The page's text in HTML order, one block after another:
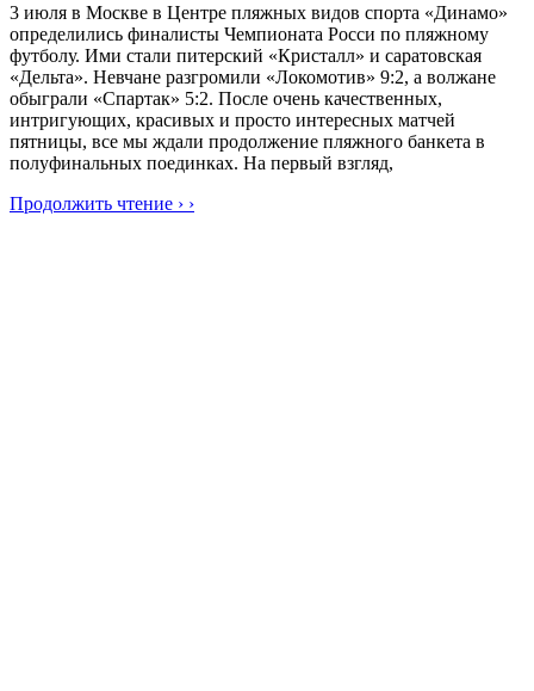
3 июля в Москве в Центре пляжных видов спорта «Динамо»
определились финалисты Чемпионата Росси по пляжному
футболу. Ими стали питерский «Кристалл» и саратовская
«Дельта». Невчане разгромили «Локомотив» 9:2, а волжане
обыграли «Спартак» 5:2. После очень качественных,
интригующих, красивых и просто интересных матчей
пятницы, все мы ждали продолжение пляжного банкета в
полуфинальных поединках. На первый взгляд,
Продолжить чтение › ›